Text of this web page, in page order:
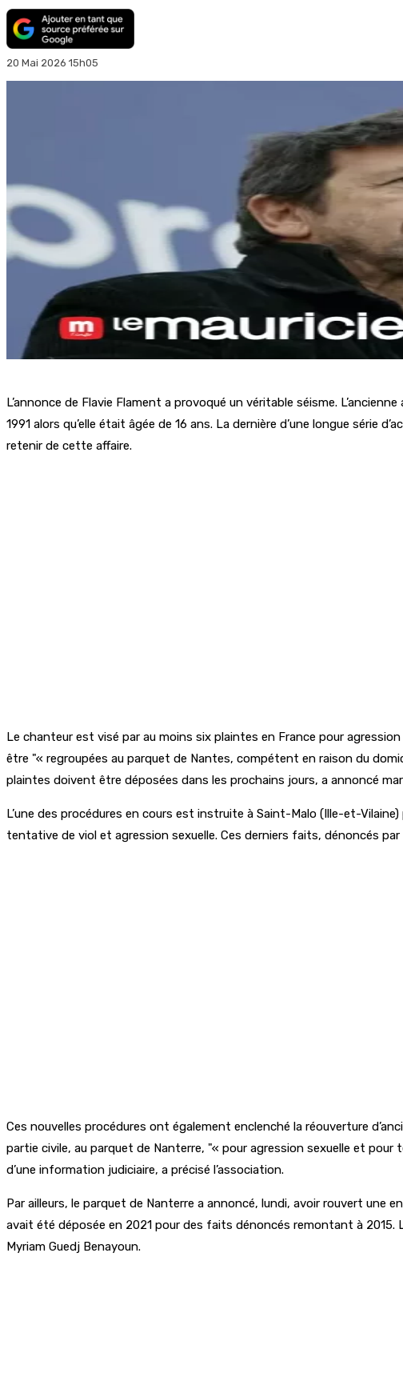
20 Mai 2026 15h05
L’annonce de Flavie Flament a provoqué un véritable séisme.
1991 alors qu’elle était âgée de 16 ans. La dernière d’une longue série
retenir de cette affaire.
Le chanteur est visé par au moins six plaintes en France pour
être « regroupées au parquet de Nantes, compétent en raison du
plaintes doivent être déposées dans les prochains jours, a annoncé
L’une des procédures en cours est instruite à Saint-Malo (Ille-et-
tentative de viol et agression sexuelle. Ces derniers faits, dénoncés
Ces nouvelles procédures ont également enclenché la réouverture
partie civile, au parquet de Nanterre, « pour agression sexuelle et pour
d’une information judiciaire, a précisé l’association.
Par ailleurs, le parquet de Nanterre a annoncé, lundi, avoir rouvert une
avait été déposée en 2021 pour des faits dénoncés remontant à 2015.
Myriam Guedj Benayoun.